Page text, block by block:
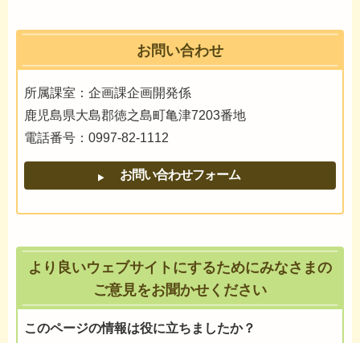
お問い合わせ
所属課室：企画課企画開発係
鹿児島県大島郡徳之島町亀津7203番地
電話番号：0997-82-1112
より良いウェブサイトにするためにみなさまの
ご意見をお聞かせください
このページの情報は役に立ちましたか？